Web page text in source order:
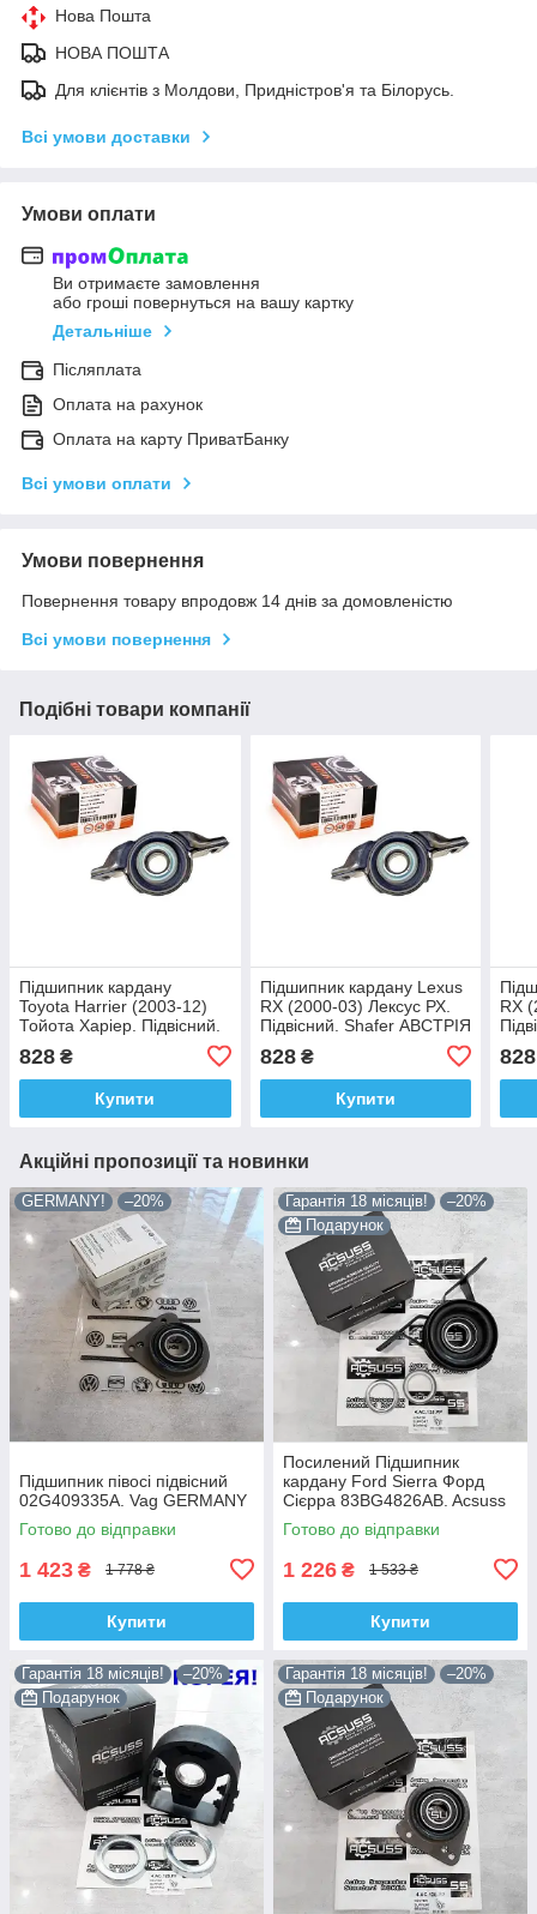
Нова Пошта
НОВА ПОШТА
Для клієнтів з Молдови, Придністров'я та Білорусь.
Всі умови доставки
Умови оплати
Ви отримаєте замовлення
або гроші повернуться на вашу картку
Детальніше
Післяплата
Оплата на рахунок
Оплата на карту ПриватБанку
Всі умови оплати
Умови повернення
Повернення товару впродовж 14 днів за домовленістю
Всі умови повернення
Подібні товари компанії
Підшипник кардану
Toyota Harrier (2003-12)
Тойота Харіер. Підвісний.
Shafer АВСТРІЯ TCB020
828 ₴
Купити
Підшипник кардану Lexus
RX (2000-03) Лексус РХ.
Підвісний. Shafer АВСТРІЯ
828₴
Купити
RX
828
Акційні пропозиції та новинки
GERMANY! –20%
Підшипник півосі підвісний
02G409335A. Vag GERMANY
Готово до відправки
1 423 ₴ 1 778 ₴
Купити
Гарантія 18 місяців!
–20%
Подарунок
Посилений Підшипник
кардану Ford Sierra Форд
Сієрра 83BG4826AB. Acsuss
КОРЕЯ!
Готово до відправки
1 226 ₴ 1 533 ₴
Купити
Гарантія 18 місяців!
–20%
Подарунок
Гарантія 18 місяців!
–20%
Подарунок